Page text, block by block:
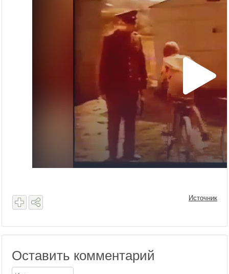
Источник
Оставить комментарий